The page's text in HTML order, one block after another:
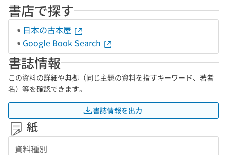
書店で探す
日本の古本屋
Google Book Search
書誌情報
この資料の詳細や典拠（同じ主題の資料を指すキーワード、著者
名）等を確認できます。
書誌情報を出力
紙
資料種別